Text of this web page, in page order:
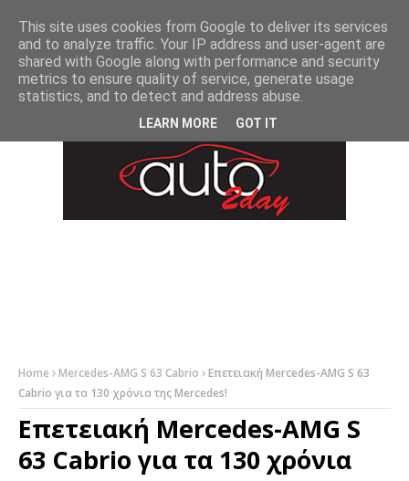
Home Mercedes-AMG S 63 Cabrio
Επετειακή Mercedes-AMG S 63
Cabrio για τα 130 χρόνια της Mercedes!
Επετειακή Mercedes-AMG S
63 Cabrio για τα 130 χρόνια
This site uses cookies from Google to deliver its services
and to analyze traffic. Your IP address and user-agent are
shared with Google along with performance and security
metrics to ensure quality of service, generate usage
statistics, and to detect and address abuse.
LEARN MORE GOT IT